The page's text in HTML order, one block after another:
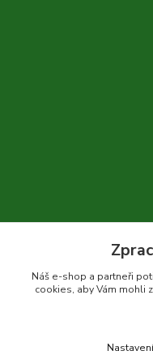
+420 604 310 066
Náš e-shop a partneři
cookies, aby Vám mohli